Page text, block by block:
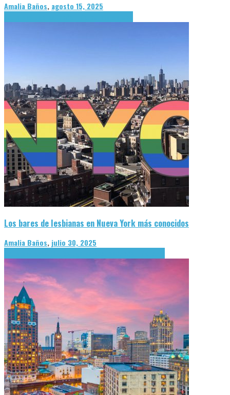
Amalia Baños, agosto 15, 2025
Los bares de lesbianas en Nueva York más conocidos
Amalia Baños, julio 30, 2025